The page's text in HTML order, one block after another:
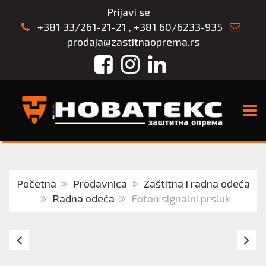
Prijavi se
+381 33/261-21-21 , +381 60/6233-935
prodaja@zastitnaoprema.rs
FacebookInstagram
LinkedIn
Početna Prodavnica
Zaštitna i radna odeća
Radna odeća
Foton signalni prsluk
Fluks